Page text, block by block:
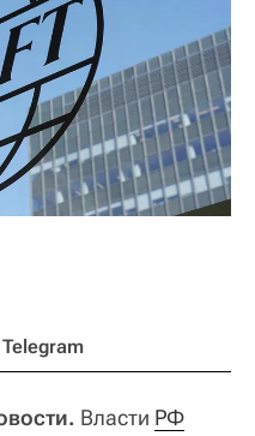
Telegram
Власти РФ